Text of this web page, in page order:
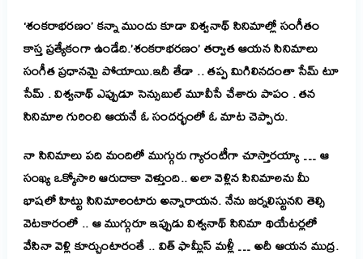
‘శంకరాభరణం’ కన్నా ముందు కూడా విశ్వనాథ్ సినిమాల్లో సంగీతం
కాస్త ప్రత్యేకంగా ఉండేది.’శంకరాభరణం’ తర్వాత ఆయన సినిమాలు
సంగీత ప్రధానమై పోయాయి.ఇదీ తేడా .. తప్ప మిగిలినదంతా సేమ్ టూ
సేమ్ . విశ్వనాథ్ ఎప్పుడూ సెన్సుబుల్ మూవీసే చేశారు పాపం . తన
సినిమాల గురించి ఆయనే ఓ సందర్భంలో ఓ మాట చెప్పారు.
నా సినిమాలు పది మందిలో ముగ్గురు గ్యారంటీగా చూస్తారయ్యా … ఆ
సంఖ్య ఒక్కోసారి ఆరుదాకా వెళ్తుంది.. అలా వెళ్లిన సినిమాలను మీ
భాషలో హిట్టు సినిమాలంటారు అన్నారాయన. నేను జర్నలిస్టునని తెల్సి
వెటకారంలో .. ఆ ముగ్గురూ ఇప్పుడు విశ్వనాథ్ సినిమా థియేటర్లలో
వేసినా వెళ్లి కూర్చుంటారంతే .. విత్ ఫామ్లీస్ మళ్లీ … అదీ ఆయన ముద్ర.